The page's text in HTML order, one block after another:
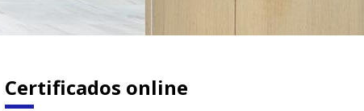
Certificados online